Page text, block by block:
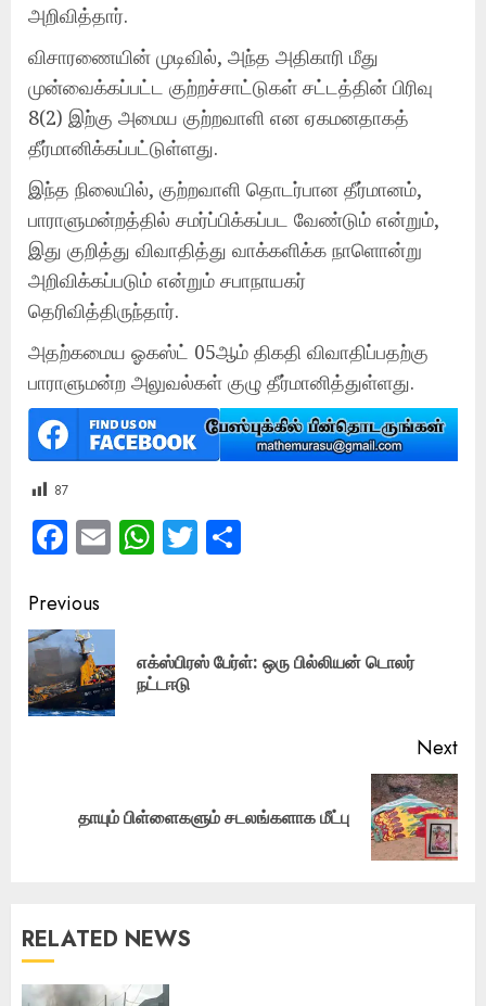
அறிவித்தார்.
விசாரணையின் முடிவில், அந்த அதிகாரி மீது
முன்வைக்கப்பட்ட குற்றச்சாட்டுகள் சட்டத்தின் பிரிவு
8(2) இற்கு அமைய குற்றவாளி என ஏகமனதாகத்
தீர்மானிக்கப்பட்டுள்ளது.
இந்த நிலையில், குற்றவாளி தொடர்பான தீர்மானம்,
பாராளுமன்றத்தில் சமர்ப்பிக்கப்பட வேண்டும் என்றும்,
இது குறித்து விவாதித்து வாக்களிக்க நாளொன்று
அறிவிக்கப்படும் என்றும் சபாநாயகர்
தெரிவித்திருந்தார்.
அதற்கமைய ஓகஸ்ட் 05ஆம் திகதி விவாதிப்பதற்கு
பாராளுமன்ற அலுவல்கள் குழு தீர்மானித்துள்ளது.
87
Facebook
EmailWhatsApp
Twitter
Post
navigation
Previous
எக்ஸ்பிரஸ் பேர்ள்: ஒரு பில்லியன் டொலர்
நட்டஈடு
Next
தாயும் பிள்ளைகளும் சடலங்களாக மீட்பு
RELATED NEWS